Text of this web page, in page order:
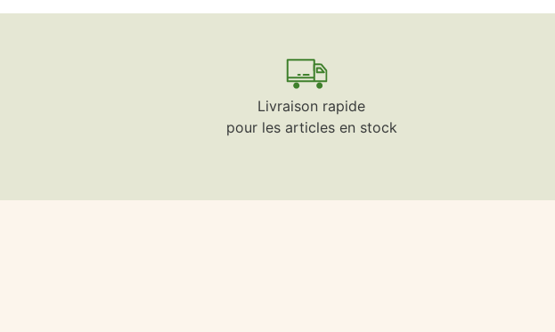
Livraison rapide
pour les articles en stock